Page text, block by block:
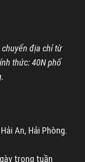
địa chỉ từ
thức: 40N phố
An, Hải Phòng.
trong tuần